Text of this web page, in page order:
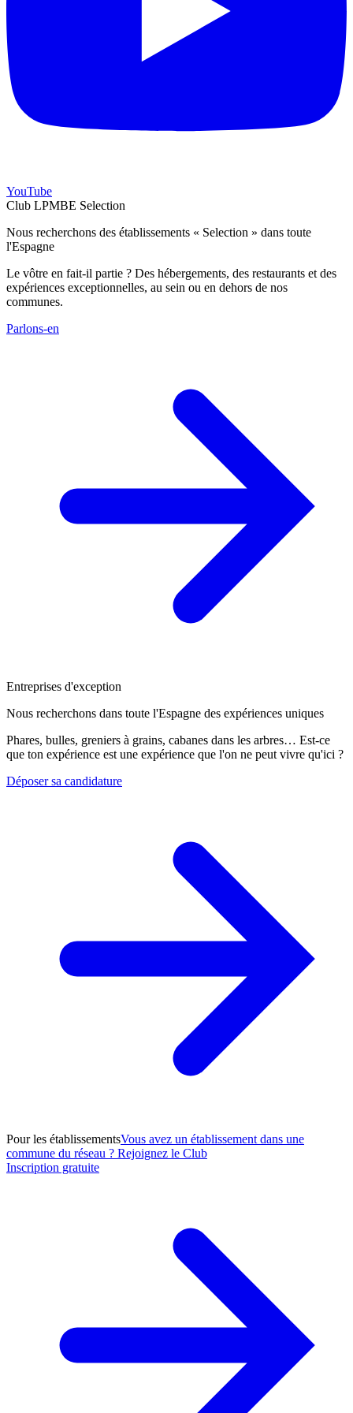
YouTube
Club LPMBE Selection
Nous recherchons des établissements « Selection » dans toute
l'Espagne
Le vôtre en fait-il partie ? Des hébergements, des restaurants et des
expériences exceptionnelles, au sein ou en dehors de nos
communes.
Parlons-en
Entreprises d'exception
Nous recherchons dans toute l'Espagne des expériences uniques
Phares, bulles, greniers à grains, cabanes dans les arbres… Est-ce
que ton expérience est une expérience que l'on ne peut vivre qu'ici ?
Déposer sa candidature
Pour les établissementsVous avez un établissement dans une
commune du réseau ? Rejoignez le Club
Inscription gratuite